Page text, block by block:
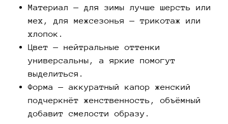
Материал — для зимы лучше шерсть или
мех, для межсезонья — трикотаж или
хлопок.
Цвет — нейтральные оттенки
универсальны, а яркие помогут
выделиться.
Форма — аккуратный капор женский
подчеркнёт женственность, объёмный
добавит смелости образу.